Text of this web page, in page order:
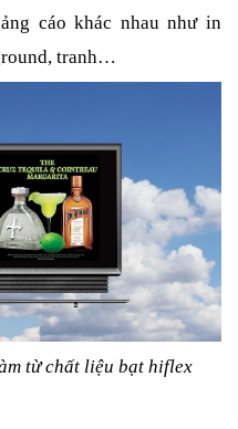
cáo khác nhau như in
tranh…
từ chất liệu bạt hiflex